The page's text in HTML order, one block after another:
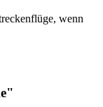
wenn